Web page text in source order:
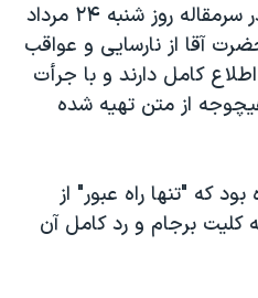
مدیرمسئول روزنامه کیهان در سرمقاله روز شنبه ۲۴ مرداد
آقا از نارسایی و عواقب
کامل دارند و با جرأت
از متن تهیه شده
که "تنها راه عبور" از
کلیت برجام و رد کامل آن